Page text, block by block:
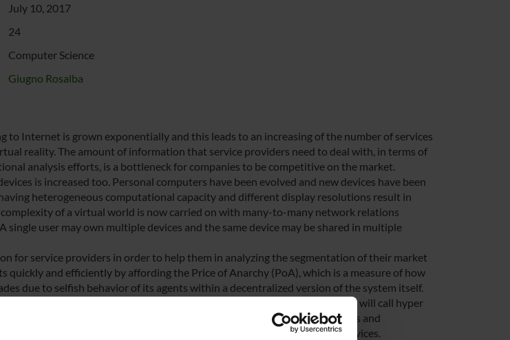
July 10, 2017
24
Computer Science
Giugno Rosalba
to Internet is grown exponentially and this leads to an increasing of the number of services
reality. The amount of information that service providers need to deal with, in terms of
analysis efforts, is a bottleneck for companies to be competitive on the market.
is increased too. Personal computers have been evolved and new devices have been
heterogeneous computational capacity and different display resolutions result in
of a virtual world is now carried on with many-to-many network relations
single user may own multiple devices and the same device may be shared in multiple
for service providers in order to help them in analyzing the segmentation of their market
quickly and efficiently by affording the Price of Anarchy (PoA), which is a measure of how
due to selfish behavior of its agents within a decentralized version of the system itself.
for modelling the current evolving digital user behaviour, what we will call hyper
strong theoretical Big data model called graph databases, network analysis and
attention to the intrigued network of relations among users and their devices.